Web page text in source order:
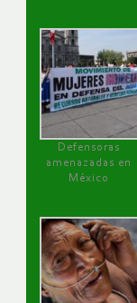
Defensoras
amenazadas en
México